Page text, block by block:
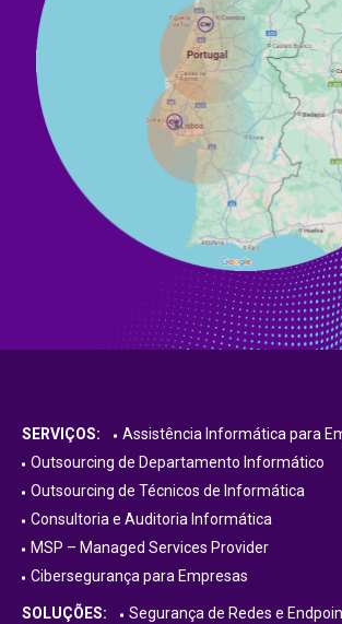
SERVIÇOS:
Assistência Informática para
Outsourcing de Departamento Informático
Outsourcing de Técnicos de Informática
Consultoria e Auditoria Informática
MSP – Managed Services Provider
Cibersegurança para Empresas
SOLUÇÕES:
Segurança de Redes e